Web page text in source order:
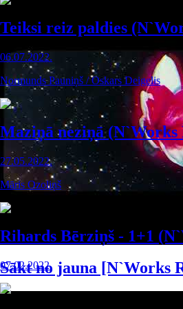
Teiksi reiz paldies
06.07.2022.
Normunds Pauniņš / Oskars Deigelis
Maziņā neziņā (N`Works
27.05.2022.
Māris Ozoliņš
Rihards Bērziņš - 1+1
07.02.2022.
Sākt no jauna [N`Works